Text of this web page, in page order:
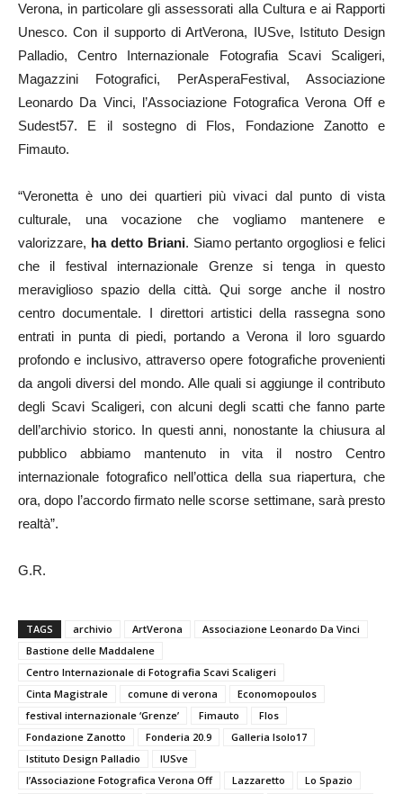
Verona, in particolare gli assessorati alla Cultura e ai Rapporti
Unesco. Con il supporto di ArtVerona, IUSve, Istituto Design
Palladio, Centro Internazionale Fotografia Scavi Scaligeri,
Magazzini Fotografici, PerAsperaFestival, Associazione
Leonardo Da Vinci, l’Associazione Fotografica Verona Off e
Sudest57. E il sostegno di Flos, Fondazione Zanotto e
Fimauto.
“Veronetta è uno dei quartieri più vivaci dal punto di vista
culturale, una vocazione che vogliamo mantenere e
valorizzare, ha detto Briani. Siamo pertanto orgogliosi e felici
che il festival internazionale Grenze si tenga in questo
meraviglioso spazio della città. Qui sorge anche il nostro
centro documentale. I direttori artistici della rassegna sono
entrati in punta di piedi, portando a Verona il loro sguardo
profondo e inclusivo, attraverso opere fotografiche provenienti
da angoli diversi del mondo. Alle quali si aggiunge il contributo
degli Scavi Scaligeri, con alcuni degli scatti che fanno parte
dell’archivio storico. In questi anni, nonostante la chiusura al
pubblico abbiamo mantenuto in vita il nostro Centro
internazionale fotografico nell’ottica della sua riapertura, che
ora, dopo l’accordo firmato nelle scorse settimane, sarà presto
realtà”.
G.R.
TAGS archivio ArtVerona
Associazione Leonardo Da Vinci
Bastione delle Maddalene
Centro Internazionale di Fotografia Scavi Scaligeri
Cinta Magistrale
comune di verona
Economopoulos
festival internazionale ‘Grenze’
Fimauto
Flos
Fondazione Zanotto
Fonderia 20.9
Galleria Isolo17
Istituto Design Palladio
IUSve
l’Associazione Fotografica Verona Off
Lazzaretto Lo Spazio